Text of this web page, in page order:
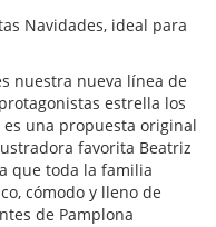
Navidades, ideal para
nuestra nueva línea de
estrella los
una propuesta original
favorita Beatriz
que toda la familia
cómodo y lleno de
de Pamplona